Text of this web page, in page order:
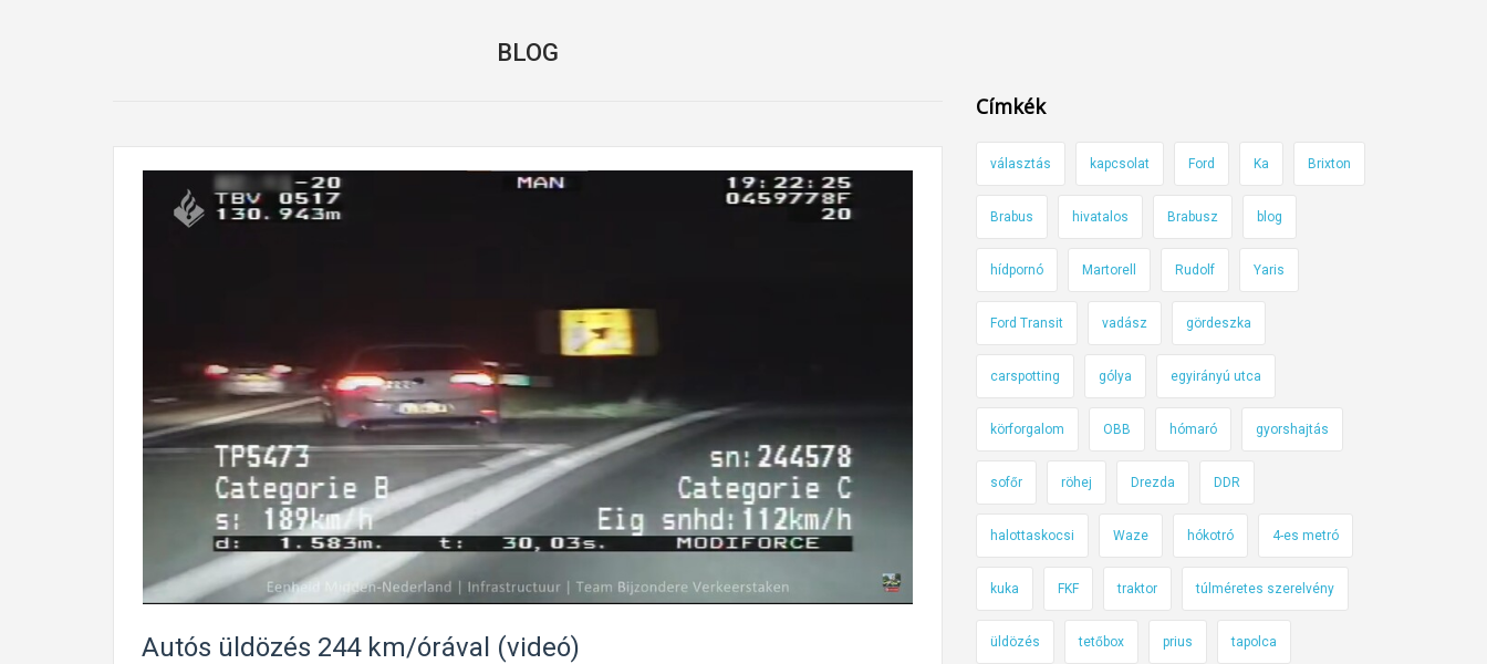
BLOG
Autós üldözés 244 km/órával (videó)
Címkék
választás kapcsolat Ford Ka Brixton
Brabus hivatalos Brabusz blog
hídpornó Martorell Rudolf Yaris
Ford Transit vadász gördeszka
carspotting gólya egyirányú utca
körforgalom OBB hómaró gyorshajtás
sofőr röhej Drezda DDR
halottaskocsi Waze hókotró 4-es metró
kuka FKF traktor túlméretes szerelvény
üldözés tetőbox prius tapolca